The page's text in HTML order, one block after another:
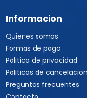
Informacion
Quienes somos
Formas de pago
Politica de privacidad
Politicas de cancelacion
Preguntas frecuentes